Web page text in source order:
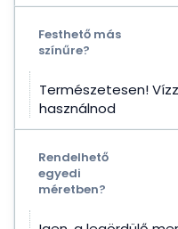
Festhető más
színűre?
Természetesen!
használnod
Rendelhető
egyedi
méretben?